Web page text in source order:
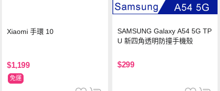
Xiaomi 手環 10
$1,199
免運
SAMSUNG Galaxy A54 5G TP
U 新四角透明防撞手機殼
$299